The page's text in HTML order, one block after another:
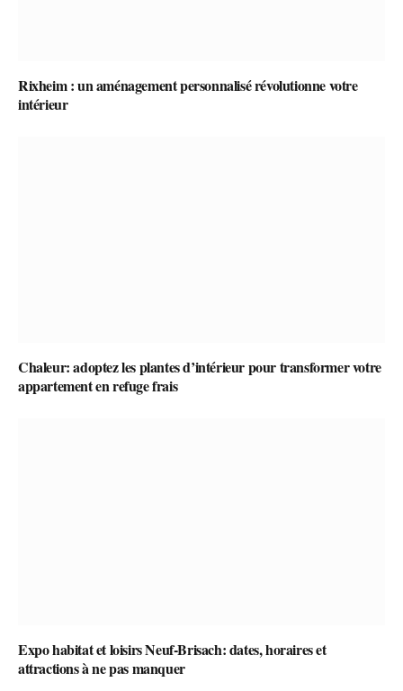
Rixheim : un aménagement personnalisé révolutionne votre
intérieur
Chaleur: adoptez les plantes d’intérieur pour transformer votre
appartement en refuge frais
Expo habitat et loisirs Neuf-Brisach: dates, horaires et
attractions à ne pas manquer